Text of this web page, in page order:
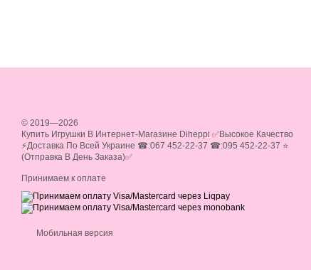
© 2019—2026
Купить Игрушки В Интернет-Магазине Diheppi ✅Высокое Качество
⚡Доставка По Всей Украине ☎:067 452-22-37 ☎:095 452-22-37 ⭐
(Отправка В День Заказа)✅
Принимаем к оплате
Мобильная версия